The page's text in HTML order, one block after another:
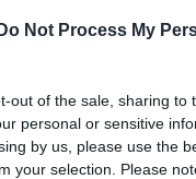
Do Not Process My
out of the sale, sharing to
personal or sensitive
by us, please use the
your selection. Please
a tálaláshoz